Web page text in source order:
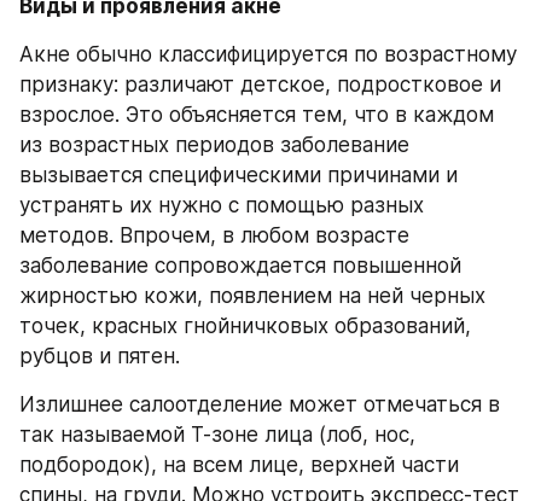
Виды и проявления акне
Акне обычно классифицируется по возрастному
признаку: различают детское, подростковое и
взрослое. Это объясняется тем, что в каждом
из возрастных периодов заболевание
вызывается специфическими причинами и
устранять их нужно с помощью разных
методов. Впрочем, в любом возрасте
заболевание сопровождается повышенной
жирностью кожи, появлением на ней черных
точек, красных гнойничковых образований,
рубцов и пятен.
Излишнее салоотделение может отмечаться в
так называемой Т-зоне лица (лоб, нос,
подбородок), на всем лице, верхней части
спины, на груди. Можно устроить экспресс-тест